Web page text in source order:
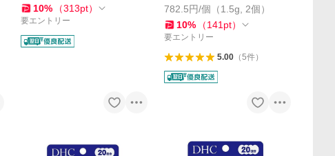
10% （313pt）
要エントリー
782.5円/個（1.5g, 2個）
10% （141 pt）
要エントリー
5.00（5件）